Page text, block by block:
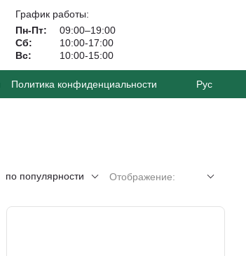
График работы:
Пн-Пт:
09:00–19:00
Сб:
10:00-17:00
Вс:
10:00-15:00
Политика конфиденциальности Рус
по популярности Отображение: